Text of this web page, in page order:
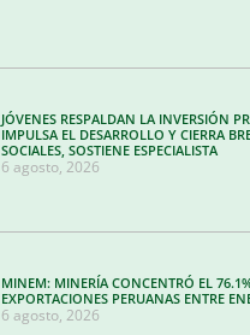
JÓVENES RESPALDAN LA INVERSIÓN
IMPULSA EL DESARROLLO Y CIERRA
SOCIALES, SOSTIENE ESPECIALISTA
6 agosto, 2026
MINEM: MINERÍA CONCENTRÓ EL
EXPORTACIONES PERUANAS ENTRE
6 agosto, 2026